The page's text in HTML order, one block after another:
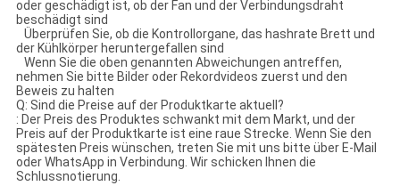
oder geschädigt ist, ob der Fan und der Verbindungsdraht
beschädigt sind
Überprüfen Sie, ob die Kontrollorgane, das hashrate Brett und
der Kühlkörper heruntergefallen sind
Wenn Sie die oben genannten Abweichungen antreffen,
nehmen Sie bitte Bilder oder Rekordvideos zuerst und den
Beweis zu halten
Q: Sind die Preise auf der Produktkarte aktuell?
: Der Preis des Produktes schwankt mit dem Markt, und der
Preis auf der Produktkarte ist eine raue Strecke. Wenn Sie den
spätesten Preis wünschen, treten Sie mit uns bitte über E-Mail
oder WhatsApp in Verbindung. Wir schicken Ihnen die
Schlussnotierung.